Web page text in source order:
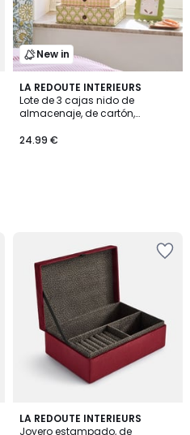
New in
LA REDOUTE INTERIEURS
Lote de 3 cajas nido de
almacenaje, de cartón,
24.99 €
LA REDOUTE INTERIEURS
Joyero estampado, de